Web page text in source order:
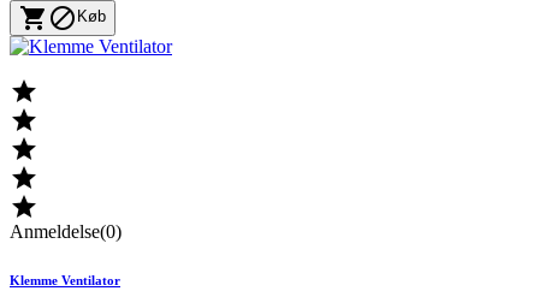
  Køb





Anmeldelse(0)
Klemme Ventilator